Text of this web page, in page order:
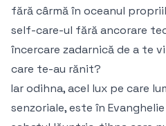
fără cârmă în oceanul
self-care-ul fără ancorare
încercare zadarnică de a te
care te-au rănit?
Iar odihna, acel lux pe care
senzoriale, este în